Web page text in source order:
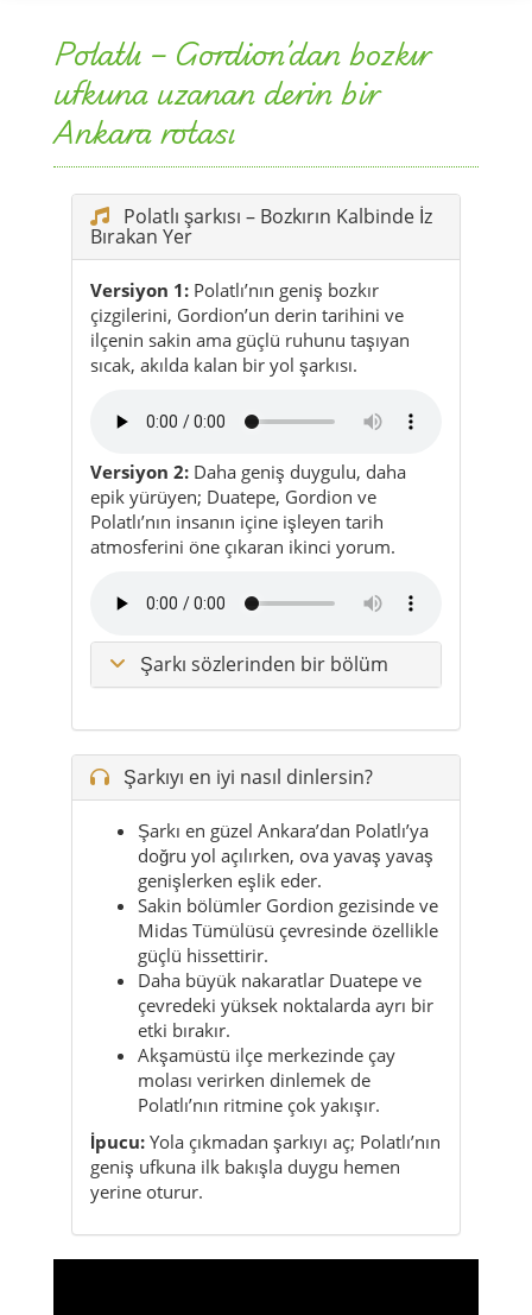
Polatlı şarkısı – Bozkırın Kalbinde İz
Bırakan Yer
Versiyon 1:Polatlı’nın geniş bozkır
çizgilerini, Gordion’un derin tarihini ve
ilçenin sakin ama güçlü ruhunu taşıyan
sıcak, akılda kalan bir yol şarkısı.
Versiyon 2:Daha geniş duygulu, daha
epik yürüyen; Duatepe, Gordion ve
atmosferini öne çıkaran ikinci yorum.
Şarkı sözlerinden bir bölüm
Şarkıyı en iyi nasıl dinlersin?
doğru yol açılırken, ova yavaş yavaş
genişlerken eşlik eder.
Sakin bölümler Gordion gezisinde ve
Midas Tümülüsü çevresinde özellikle
güçlü hissettirir.
Daha büyük nakaratlar Duatepe ve
çevredeki yüksek noktalarda ayrı bir
etki bırakır.
Akşamüstü ilçe merkezinde çay
molası verirken dinlemek de
Polatlı’nın ritmine çok yakışır.
İpucu:Yola çıkmadan şarkıyı aç; Polatlı’nın
geniş ufkuna ilk bakışla duygu hemen
yerine oturur.